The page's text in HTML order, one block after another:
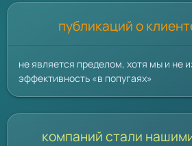
публикаций о
не является пределом, хотя мы и не
эффективность «в попугаях»
компаний стали